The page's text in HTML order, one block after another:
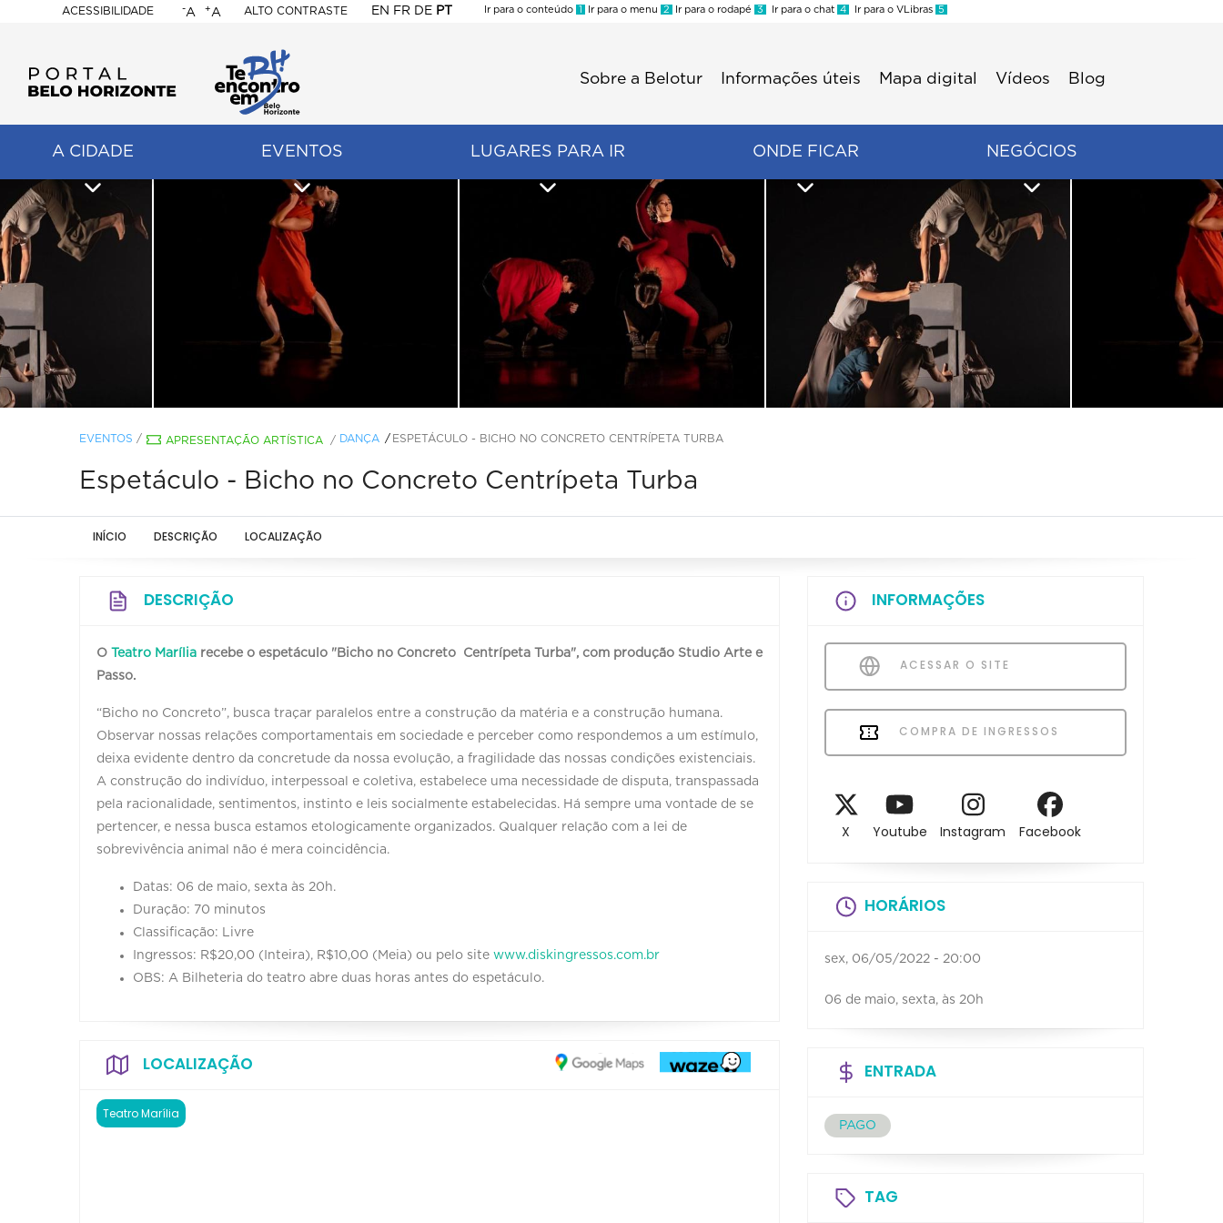
ACESSIBILIDADE
BELO
HORIZONTE
-A +A ALTO CONTRASTE EN FR DE PT
Ir para o conteúdo 1 Ir para o menu 2 Ir para o rodapé 3 Ir para o chat 4 Ir para o VLibras 5
Sobre a Belotur Informações úteis Mapa digital Vídeos Blog
A CIDADE EVENTOS LUGARES PARA IR ONDE FICAR NEGÓCIOS
EVENTOS / APRESENTAÇÃO ARTÍSTICA / DANÇA ESPETÁCULO - BICHO NO CONCRETO CENTRÍPETA TURBA
Espetáculo - Bicho no Concreto Centrípeta Turba
INÍCIO DESCRIÇÃO LOCALIZAÇÃO
DESCRIÇÃO
O Teatro Marília recebe o espetáculo "Bicho no Concreto Centrípeta Turba", com produção Studio Arte e
Passo.
“Bicho no Concreto”, busca traçar paralelos entre a construção da matéria e a construção humana.
Observar nossas relações comportamentais em sociedade e perceber como respondemos a um estímulo,
deixa evidente dentro da concretude da nossa evolução, a fragilidade das nossas condições existenciais.
A construção do indivíduo, interpessoal e coletiva, estabelece uma necessidade de disputa, transpassada
pela racionalidade, sentimentos, instinto e leis socialmente estabelecidas. Há sempre uma vontade de se
pertencer, e nessa busca estamos etologicamente organizados. Qualquer relação com a lei de
sobrevivência animal não é mera coincidência.
Datas: 06 de maio, sexta às 20h.
Duração: 70 minutos
Classificação: Livre
Ingressos: R$20,00 (Inteira), R$10,00 (Meia) ou pelo site www.diskingressos.com.br
OBS: A Bilheteria do teatro abre duas horas antes do espetáculo.
LOCALIZAÇÃO
Teatro Marília
INFORMAÇÕES
ACESSAR O SITE
COMPRA DE INGRESSOS
X Youtube Instagram Facebook
HORÁRIOS
sex, 06/05/2022 - 20:00
06 de maio, sexta, às 20h
ENTRADA
PAGO
TAG